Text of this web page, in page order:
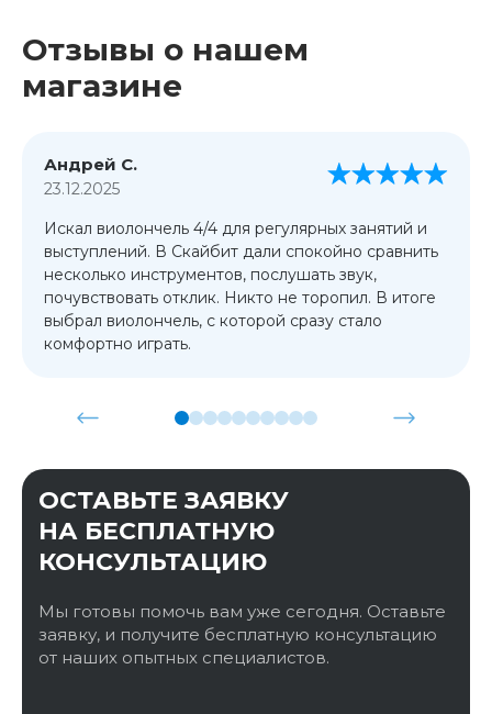
Отзывы о нашем
магазине
Андрей С.
23.12.2025
Искал виолончель 4/4 для регулярных занятий и
выступлений. В Скайбит дали спокойно сравнить
несколько инструментов, послушать звук,
почувствовать отклик. Никто не торопил. В итоге
выбрал виолончель, с которой сразу стало
комфортно играть.
ОСТАВЬТЕ ЗАЯВКУ
НА БЕСПЛАТНУЮ
КОНСУЛЬТАЦИЮ
Мы готовы помочь вам уже сегодня. Оставьте
заявку, и получите бесплатную консультацию
от наших опытных специалистов.